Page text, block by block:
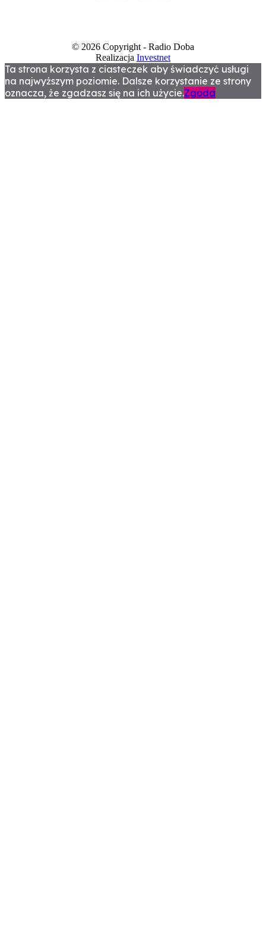
© 2026 Copyright - Radio Doba
Realizacja Investnet
Ta strona korzysta z ciasteczek aby świadczyć usługi
na najwyższym poziomie. Dalsze korzystanie ze strony
oznacza, że zgadzasz się na ich użycie.Zgoda